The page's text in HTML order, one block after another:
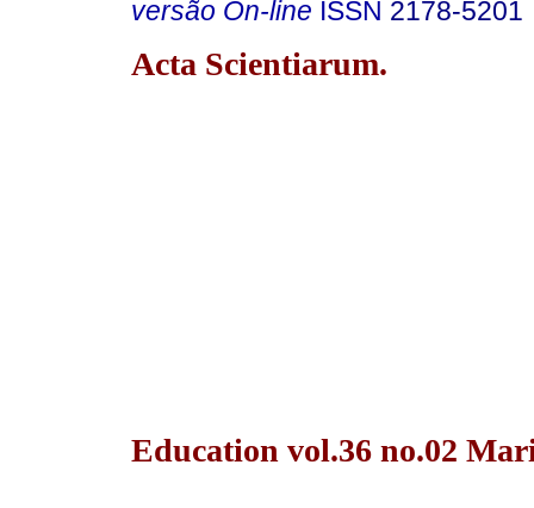
versão On-line ISSN 2178-5201
Acta Scientiarum.
Education vol.36 no.02